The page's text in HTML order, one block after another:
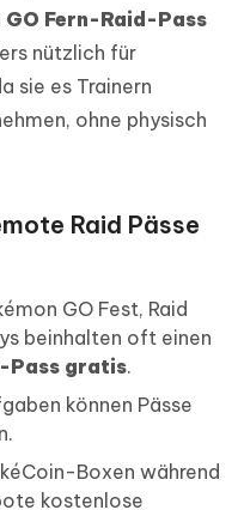
GO Fern-Raid-Pass
nützlich für
sie es Trainern
ohne physisch
Raid Pässe
GO Fest, Raid
beinhalten oft einen
Pass gratis.
können Pässe
Boxen während
kostenlose